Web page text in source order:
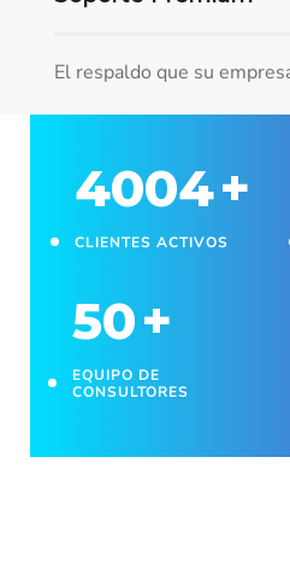
El respaldo que su
4004+
CLIENTES ACTIVOS
50+
EQUIPO DE
CONSULTORES